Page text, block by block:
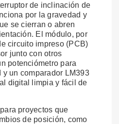
de inclinación de
por la gravedad y
se cierran o abren
El módulo, por
circuito impreso (PCB)
junto con otros
potenciómetro para
un comparador LM393
digital limpia y fácil de
proyectos que
de posición, como